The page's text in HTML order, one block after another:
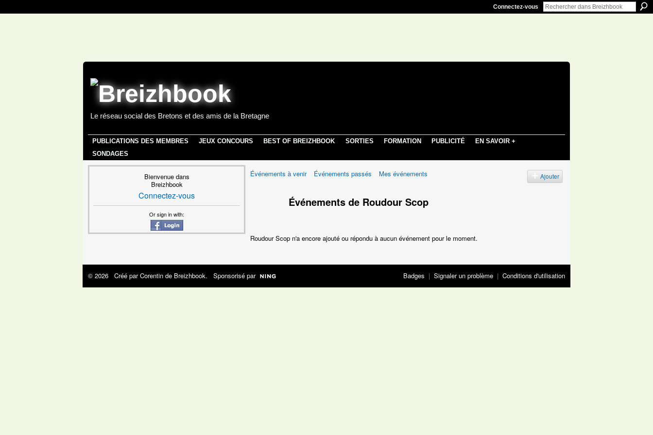
Connectez-vous
Le réseau social des Bretons et des amis de la Bretagne
PUBLICATIONS DES MEMBRES JEUX CONCOURS BEST OF BREIZHBOOK SORTIES FORMATION PUBLICITÉ
EN SAVOIR +
SONDAGES
Bienvenue dans
Breizhbook
Connectez-vous
Or sign in with:
Événements à venir Événements passés Mes événements Ajouter
Événements de Roudour Scop
Roudour Scop n'a encore ajouté ou répondu à aucun événement pour le moment.
© 2026 Créé parCorentin de Breizhbook. Sponsorisé par Badges | Signaler un problème | Conditions d'utilisation